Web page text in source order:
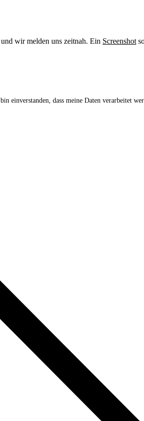
wir melden uns zeitnah. Ein Screenshot
einverstanden, dass meine Daten verarbeitet